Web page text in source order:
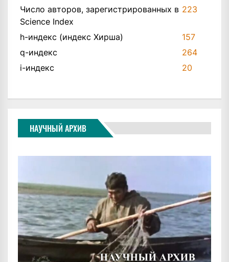
Число авторов, зарегистрированных в
Science Index
223
h-индекс (индекс Хирша)
157
q-индекс
264
i-индекс
20
НАУЧНЫЙ АРХИВ